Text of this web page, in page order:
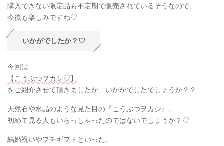
購入できない限定品も不定期で販売されているそうなので、
今後も楽しみですね♡
いかがでしたか？♡
今回は
【こうぶつヲカシ♡】
をご紹介させて頂きましたが、いかがでしたでしょうか？？
天然石や水晶のような見た目の『こうぶつヲカシ』、
初めて見る人もいらっしゃったのではないでしょうか？♡
結婚祝いやプチギフトといった、